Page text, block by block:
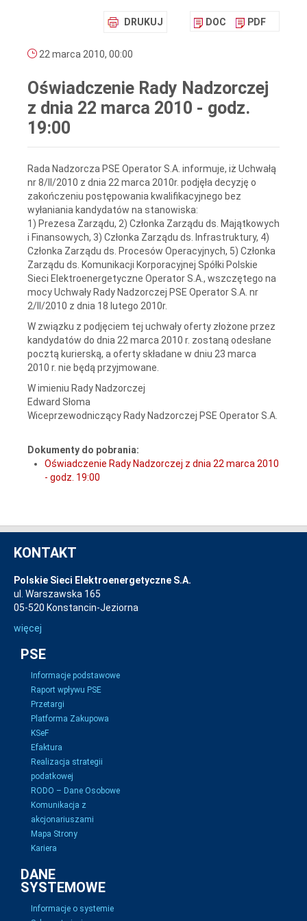
DRUKUJ DOC PDF
22 marca 2010, 00:00
Oświadczenie Rady Nadzorczej
z dnia 22 marca 2010 - godz.
19:00
Rada Nadzorcza PSE Operator S.A. informuje, iż Uchwałą
nr 8/II/2010 z dnia 22 marca 2010r. podjęła decyzję o
zakończeniu postępowania kwalifikacyjnego bez
wyłaniania kandydatów na stanowiska:
1) Prezesa Zarządu, 2) Członka Zarządu ds. Majątkowych
i Finansowych, 3) Członka Zarządu ds. Infrastruktury, 4)
Członka Zarządu ds. Procesów Operacyjnych, 5) Członka
Zarządu ds. Komunikacji Korporacyjnej Spółki Polskie
Sieci Elektroenergetyczne Operator S.A., wszczętego na
mocy Uchwały Rady Nadzorczej PSE Operator S.A. nr
2/II/2010 z dnia 18 lutego 2010r.
W związku z podjęciem tej uchwały oferty złożone przez
kandydatów do dnia 22 marca 2010 r. zostaną odesłane
pocztą kurierską, a oferty składane w dniu 23 marca
2010 r. nie będą przyjmowane.
W imieniu Rady Nadzorczej
Edward Słoma
Wiceprzewodniczący Rady Nadzorczej PSE Operator S.A.
Dokumenty do pobrania:
Oświadczenie Rady Nadzorczej z dnia 22 marca 2010
- godz. 19:00
KONTAKT
Polskie Sieci Elektroenergetyczne S.A.
ul. Warszawska 165
05-520 Konstancin-Jeziorna
więcej
PSE
Informacje podstawowe
Raport wpływu PSE
Przetargi
Platforma Zakupowa
KSeF
Efaktura
Realizacja strategii
podatkowej
RODO – Dane Osobowe
Komunikacja z
akcjonariuszami
Mapa Strony
Kariera
DANE
SYSTEMOWE
Informacje o systemie